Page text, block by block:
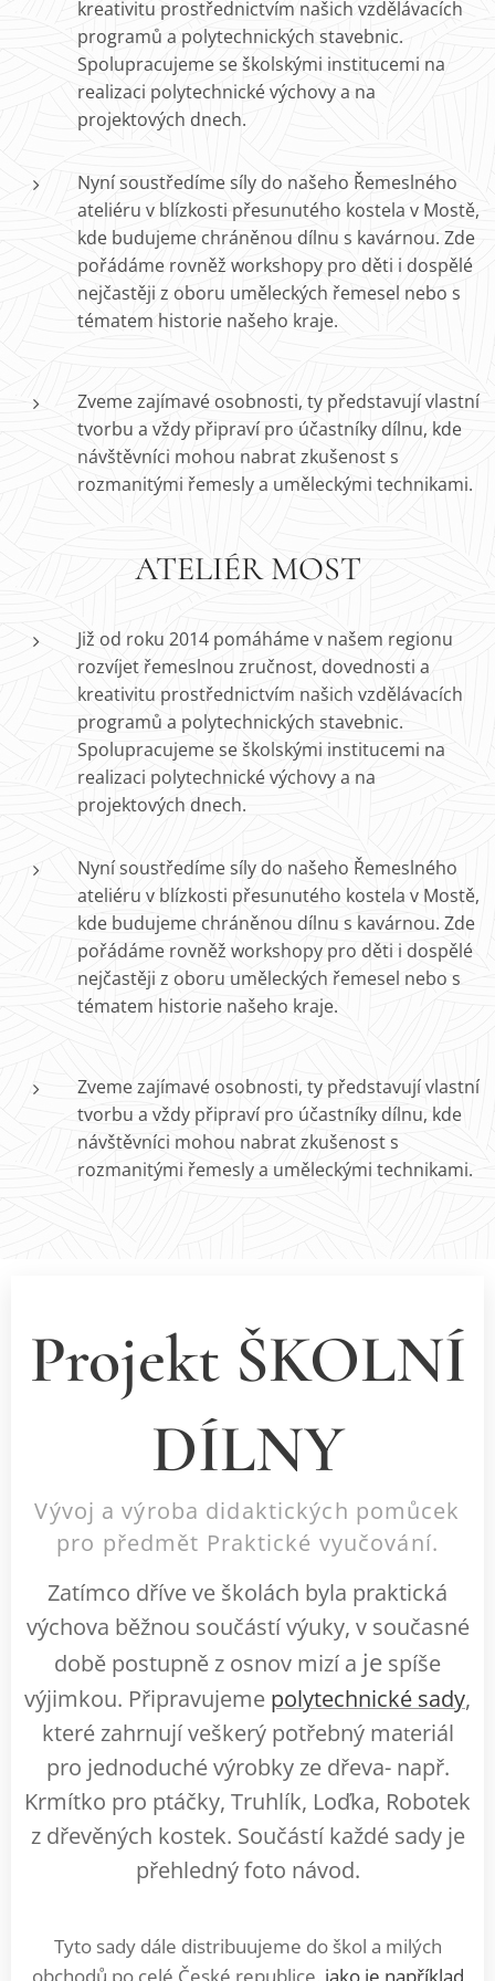
kreativitu prostřednictvím našich vzdělávacích
programů a polytechnických stavebnic.
Spolupracujeme se školskými institucemi na
realizaci polytechnické výchovy a na
projektových dnech.
Nyní soustředíme síly do našeho Řemeslného
ateliéru v blízkosti přesunutého kostela v Mostě,
kde budujeme chráněnou dílnu s kavárnou. Zde
pořádáme rovněž workshopy pro děti i dospělé
nejčastěji z oboru uměleckých řemesel nebo s
tématem historie našeho kraje.
Zveme zajímavé osobnosti, ty představují vlastní
tvorbu a vždy připraví pro účastníky dílnu, kde
návštěvníci mohou nabrat zkušenost s
rozmanitými řemesly a uměleckými technikami.
ATELIÉR MOST
Již od roku 2014 pomáháme v našem regionu
rozvíjet řemeslnou zručnost, dovednosti a
kreativitu prostřednictvím našich vzdělávacích
programů a polytechnických stavebnic.
Spolupracujeme se školskými institucemi na
realizaci polytechnické výchovy a na
projektových dnech.
Nyní soustředíme síly do našeho Řemeslného
ateliéru v blízkosti přesunutého kostela v Mostě,
kde budujeme chráněnou dílnu s kavárnou. Zde
pořádáme rovněž workshopy pro děti i dospělé
nejčastěji z oboru uměleckých řemesel nebo s
tématem historie našeho kraje.
Zveme zajímavé osobnosti, ty představují vlastní
tvorbu a vždy připraví pro účastníky dílnu, kde
návštěvníci mohou nabrat zkušenost s
rozmanitými řemesly a uměleckými technikami.
Projekt ŠKOLNÍ
DÍLNY
Vývoj a výroba didaktických pomůcek
pro předmět Praktické vyučování.
Zatímco dříve ve školách byla praktická
výchova běžnou součástí výuky, v současné
době postupně z osnov mizí a je spíše
výjimkou. Připravujeme polytechnické sady,
které zahrnují veškerý potřebný materiál
pro jednoduché výrobky ze dřeva- např.
Krmítko pro ptáčky, Truhlík, Loďka, Robotek
z dřevěných kostek. Součástí každé sady je
přehledný foto návod.
Tyto sady dále distribuujeme do škol a milých
obchodů po celé České republice, jako je například